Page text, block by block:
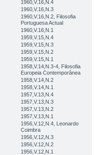
1960,V.16,N.4
1960,V.16,N.3
1960,V.16,N.2, Filosofia
Portuguesa Actual
1960,V.16,N.1
1959,V.15,N.4
1959,V.15,N.3
1959,V.15,N.2
1959,V.15,N.1
1958,V.14,N.3-4, Filosofia
Europeia Contemporânea
1958,V.14,N.2
1958,V.14,N.1
1957,V.13,N.4
1957,V.13,N.3
1957,V.13,N.2
1957,V.13,N.1
1956,V.12,N.4, Leonardo
Coimbra
1956,V.12,N.3
1956,V.12,N.2
1956,V.12,N.1